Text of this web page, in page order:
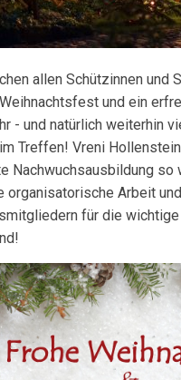
allen Schützinnen und
und ein
- und natürlich weiterhin
Treffen! Vreni
Nachwuchsausbildung so
organisatorische Arbeit
für die